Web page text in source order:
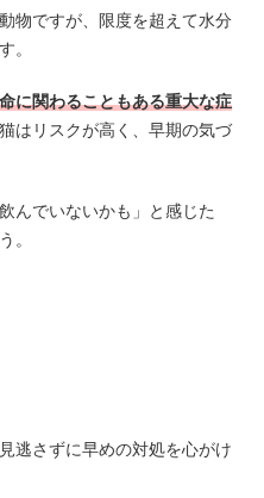
物ですが、限度を超えて水分
。
に関わることもある重大な症
はリスクが高く、早期の気づ
んでいないかも」と感じた
。
逃さずに早めの対処を心がけ